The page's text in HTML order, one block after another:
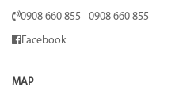
0908 660 855 - 0908 660 855
Facebook
MAP